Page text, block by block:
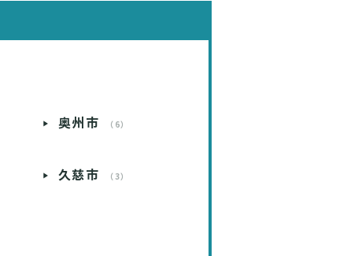
奥州市 （6）
久慈市 （3）